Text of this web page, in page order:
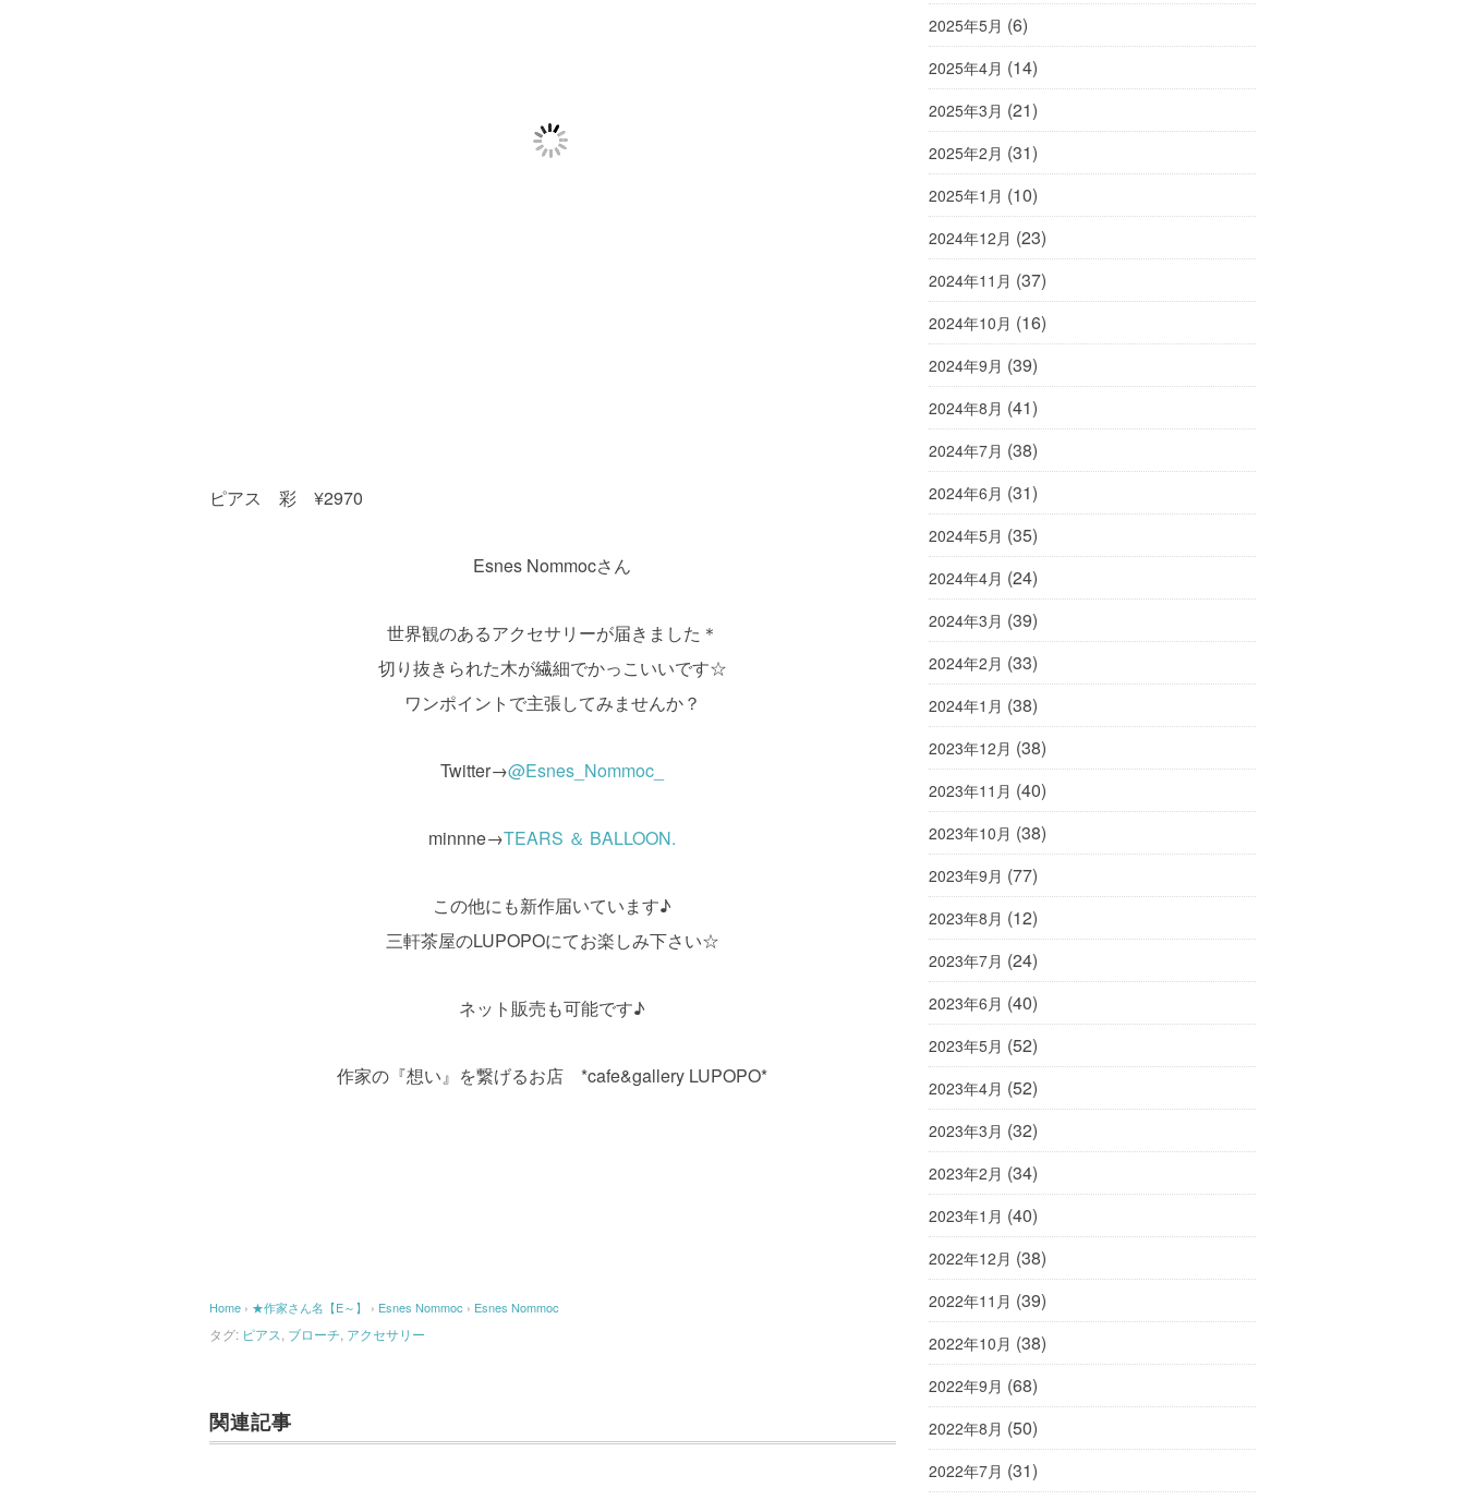
ピアス 彩 ¥2970
Esnes Nommocさん
世界観のあるアクセサリーが届きました＊
切り抜きられた木が繊細でかっこいいです☆
ワンポイントで主張してみませんか？
Twitter→@Esnes_Nommoc_
minnne→TEARS ＆ BALLOON.
この他にも新作届いています♪
三軒茶屋のLUPOPOにてお楽しみ下さい☆
ネット販売も可能です♪
作家の『想い』を繋げるお店 *cafe&gallery LUPOPO*
Home › ★作家さん名【E～】 › Esnes Nommoc › Esnes Nommoc
タグ: ピアス ブローチ アクセサリー
関連記事
2025年5月 (6)
2025年4月 (14)
2025年3月 (21)
2025年2月 (31)
2025年1月 (10)
2024年12月 (23)
2024年11月 (37)
2024年10月 (16)
2024年9月 (39)
2024年8月 (41)
2024年7月 (38)
2024年6月 (31)
2024年5月 (35)
2024年4月 (24)
2024年3月 (39)
2024年2月 (33)
2024年1月 (38)
2023年12月 (38)
2023年11月 (40)
2023年10月 (38)
2023年9月 (77)
2023年8月 (12)
2023年7月 (24)
2023年6月 (40)
2023年5月 (52)
2023年4月 (52)
2023年3月 (32)
2023年2月 (34)
2023年1月 (40)
2022年12月 (38)
2022年11月 (39)
2022年10月 (38)
2022年9月 (68)
2022年8月 (50)
2022年7月 (31)